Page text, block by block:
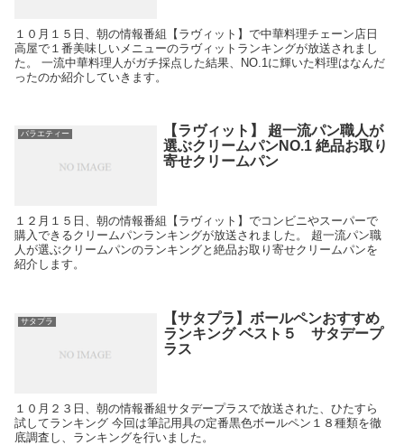
１０月１５日、朝の情報番組【ラヴィット】で中華料理チェーン店日
高屋で１番美味しいメニューのラヴィットランキングが放送されまし
た。 一流中華料理人がガチ採点した結果、NO.1に輝いた料理はなんだ
ったのか紹介していきます。
バラエティー
【ラヴィット】 超一流パン職人が
選ぶクリームパンNO.1 絶品お取り
寄せクリームパン
１２月１５日、朝の情報番組【ラヴィット】でコンビニやスーパーで
購入できるクリームパンランキングが放送されました。 超一流パン職
人が選ぶクリームパンのランキングと絶品お取り寄せクリームパンを
紹介します。
サタプラ
【サタプラ】ボールペンおすすめ
ランキング ベスト５ サタデープ
ラス
１０月２３日、朝の情報番組サタデープラスで放送された、ひたすら
試してランキング 今回は筆記用具の定番黒色ボールペン１８種類を徹
底調査し、ランキングを行いました。